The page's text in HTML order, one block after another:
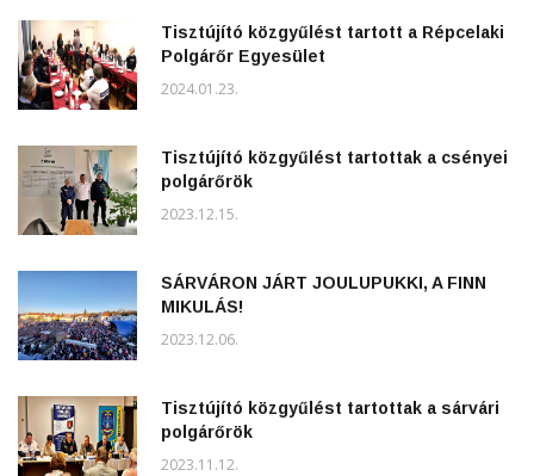
Tisztújító közgyűlést tartott a Répcelaki
Polgárőr Egyesület
2024.01.23.
Tisztújító közgyűlést tartottak a csényei
polgárőrök
2023.12.15.
SÁRVÁRON JÁRT JOULUPUKKI, A FINN
MIKULÁS!
2023.12.06.
Tisztújító közgyűlést tartottak a sárvári
polgárőrök
2023.11.12.